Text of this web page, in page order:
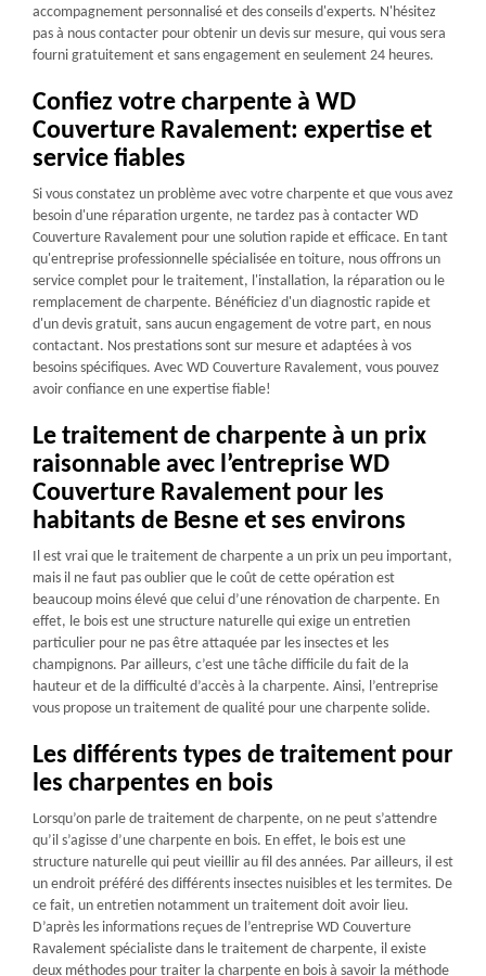
accompagnement personnalisé et des conseils d'experts. N'hésitez
pas à nous contacter pour obtenir un devis sur mesure, qui vous sera
fourni gratuitement et sans engagement en seulement 24 heures.
Confiez votre charpente à WD
Couverture Ravalement: expertise et
service fiables
Si vous constatez un problème avec votre charpente et que vous avez
besoin d'une réparation urgente, ne tardez pas à contacter WD
Couverture Ravalement pour une solution rapide et efficace. En tant
qu'entreprise professionnelle spécialisée en toiture, nous offrons un
service complet pour le traitement, l'installation, la réparation ou le
remplacement de charpente. Bénéficiez d'un diagnostic rapide et
d'un devis gratuit, sans aucun engagement de votre part, en nous
contactant. Nos prestations sont sur mesure et adaptées à vos
besoins spécifiques. Avec WD Couverture Ravalement, vous pouvez
avoir confiance en une expertise fiable!
Le traitement de charpente à un prix
raisonnable avec l’entreprise WD
Couverture Ravalement pour les
habitants de Besne et ses environs
Il est vrai que le traitement de charpente a un prix un peu important,
mais il ne faut pas oublier que le coût de cette opération est
beaucoup moins élevé que celui d’une rénovation de charpente. En
effet, le bois est une structure naturelle qui exige un entretien
particulier pour ne pas être attaquée par les insectes et les
champignons. Par ailleurs, c’est une tâche difficile du fait de la
hauteur et de la difficulté d’accès à la charpente. Ainsi, l’entreprise
vous propose un traitement de qualité pour une charpente solide.
Les différents types de traitement pour
les charpentes en bois
Lorsqu’on parle de traitement de charpente, on ne peut s’attendre
qu’il s’agisse d’une charpente en bois. En effet, le bois est une
structure naturelle qui peut vieillir au fil des années. Par ailleurs, il est
un endroit préféré des différents insectes nuisibles et les termites. De
ce fait, un entretien notamment un traitement doit avoir lieu.
D’après les informations reçues de l’entreprise WD Couverture
Ravalement spécialiste dans le traitement de charpente, il existe
deux méthodes pour traiter la charpente en bois à savoir la méthode